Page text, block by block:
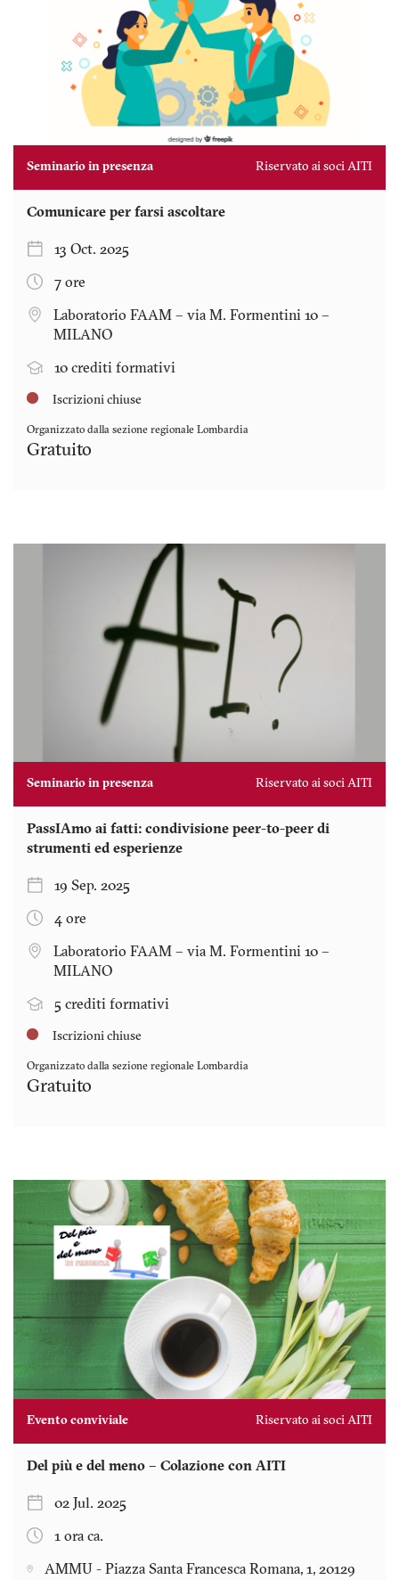
Seminario in presenza Riservato ai soci AITI
Comunicare per farsi ascoltare
13 Oct. 2025
7 ore
Laboratorio FAAM – via M. Formentini 10 –
MILANO
10 crediti formativi
Iscrizioni chiuse
Organizzato dalla sezione regionale Lombardia
Gratuito
Seminario in presenza Riservato ai soci AITI
PassIAmo ai fatti: condivisione peer-to-peer di
strumenti ed esperienze
19 Sep. 2025
4 ore
Laboratorio FAAM – via M. Formentini 10 –
MILANO
5 crediti formativi
Iscrizioni chiuse
Organizzato dalla sezione regionale Lombardia
Gratuito
Evento conviviale Riservato ai soci AITI
Del più e del meno – Colazione con AITI
02 Jul. 2025
1 ora ca.
AMMU - Piazza Santa Francesca Romana, 1, 20129